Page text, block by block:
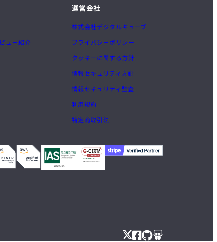
ュー紹介
運営会社
株式会社デジタルキューブ
プライバシーポリシー
クッキーに関する方針
情報セキュリティ方針
情報セキュリティ監査
利用規約
特定商取引法